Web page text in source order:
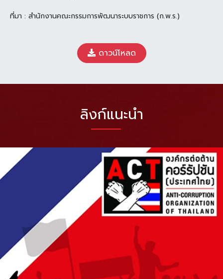
ที่มา : สำนักงานคณะกรรมการพัฒนาระบบราชการ (ก.พ.ร.)
ดาวน์โหลด
ลิงก์แนะนำ